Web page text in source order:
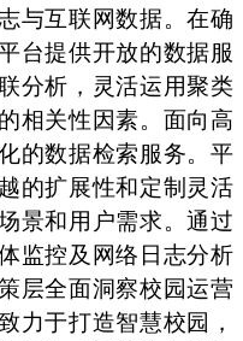
与互联网数据。在确
台提供开放的数据服
分析，灵活运用聚类
相关性因素。面向高
的数据检索服务。平
的扩展性和定制灵活
景和用户需求。通过
监控及网络日志分析
层全面洞察校园运营
力于打造智慧校园，